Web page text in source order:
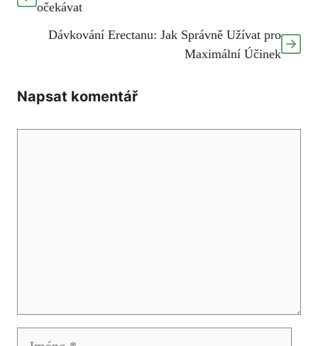
očekávat
Dávkování Erectanu: Jak Správně Užívat pro
Maximální Účinek
Napsat komentář
Jméno